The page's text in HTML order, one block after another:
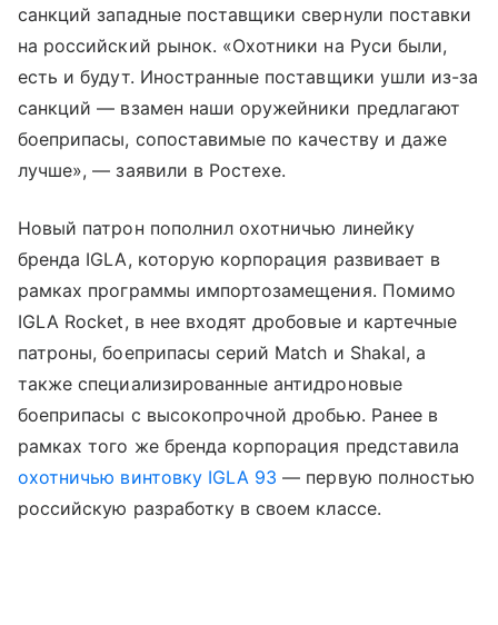
санкций западные поставщики свернули поставки
на российский рынок. «Охотники на Руси были,
есть и будут. Иностранные поставщики ушли из-за
санкций — взамен наши оружейники предлагают
боеприпасы, сопоставимые по качеству и даже
лучше», — заявили в Ростехе.
Новый патрон пополнил охотничью линейку
бренда IGLA, которую корпорация развивает в
рамках программы импортозамещения. Помимо
IGLA Rocket, в нее входят дробовые и картечные
патроны, боеприпасы серий Match и Shakal, а
также специализированные антидроновые
боеприпасы с высокопрочной дробью. Ранее в
рамках того же бренда корпорация представила
охотничью винтовку IGLA 93 — первую полностью
российскую разработку в своем классе.